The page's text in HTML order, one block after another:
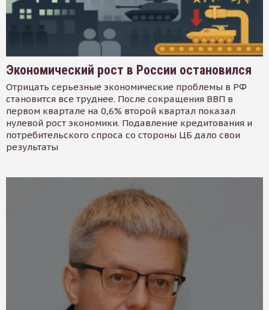
Экономический рост в России остановился
Отрицать серьезные экономические проблемы в РФ
становится все труднее. После сокращения ВВП в
первом квартале на 0,6% второй квартал показал
нулевой рост экономики. Подавление кредитования и
потребительского спроса со стороны ЦБ дало свои
результаты